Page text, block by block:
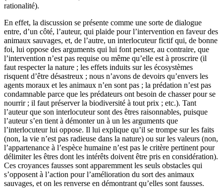
rationalité).
En effet, la discussion se présente comme une sorte de dialogue
entre, d’un côté, l’auteur, qui plaide pour l’intervention en faveur des
animaux sauvages, et, de l’autre, un interlocuteur fictif qui, de bonne
foi, lui oppose des arguments qui lui font penser, au contraire, que
l’intervention n’est pas requise ou même qu’elle est à proscrire (il
faut respecter la nature ; les effets induits sur les écosystèmes
risquent d’être désastreux ; nous n’avons de devoirs qu’envers les
agents moraux et les animaux n’en sont pas ; la prédation n’est pas
condamnable parce que les prédateurs ont besoin de chasser pour se
nourrir ; il faut préserver la biodiversité à tout prix ; etc.). Tant
l’auteur que son interlocuteur sont des êtres raisonnables, puisque
l’auteur s’en tient à démonter un à un les arguments que
l’interlocuteur lui oppose. Il lui explique qu’il se trompe sur les faits
(non, la vie n’est pas radieuse dans la nature) ou sur les valeurs (non,
l’appartenance à l’espèce humaine n’est pas le critère pertinent pour
délimiter les êtres dont les intérêts doivent être pris en considération).
Ces croyances fausses sont apparemment les seuls obstacles qui
s’opposent à l’action pour l’amélioration du sort des animaux
sauvages, et on les renverse en démontrant qu’elles sont fausses.